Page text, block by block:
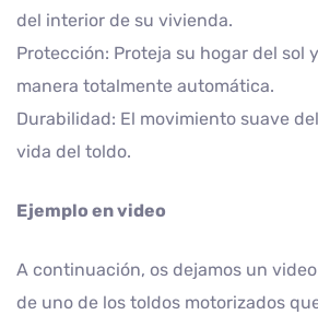
del interior de su vivienda.
Protección: Proteja su hogar del sol
manera totalmente automática.
Durabilidad: El movimiento suave
vida del toldo.
Ejemplo en video
A continuación, os dejamos un
de uno de los toldos motorizados